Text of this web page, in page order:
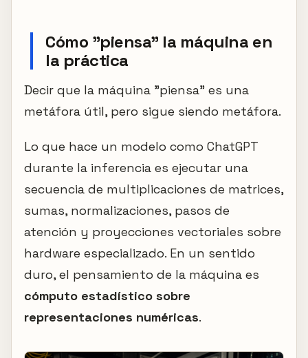
Cómo "piensa" la máquina en
la práctica
Decir que la máquina "piensa" es una
metáfora útil, pero sigue siendo metáfora.
Lo que hace un modelo como ChatGPT
durante la inferencia es ejecutar una
secuencia de multiplicaciones de matrices,
sumas, normalizaciones, pasos de
atención y proyecciones vectoriales sobre
hardware especializado. En un sentido
duro, el pensamiento de la máquina es
cómputo estadístico sobre
representaciones numéricas.